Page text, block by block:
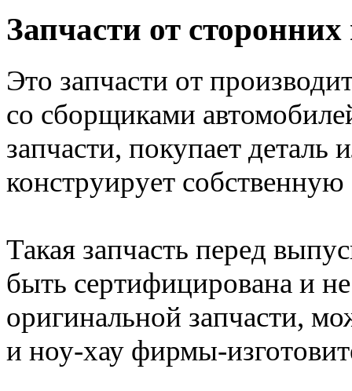
Запчасти от
Это запчасти от
со сборщиками
запчасти, покупает деталь
конструирует собственную
Такая запчасть перед
быть сертифицирована и
оригинальной запчасти,
и ноу-хау фирмы-